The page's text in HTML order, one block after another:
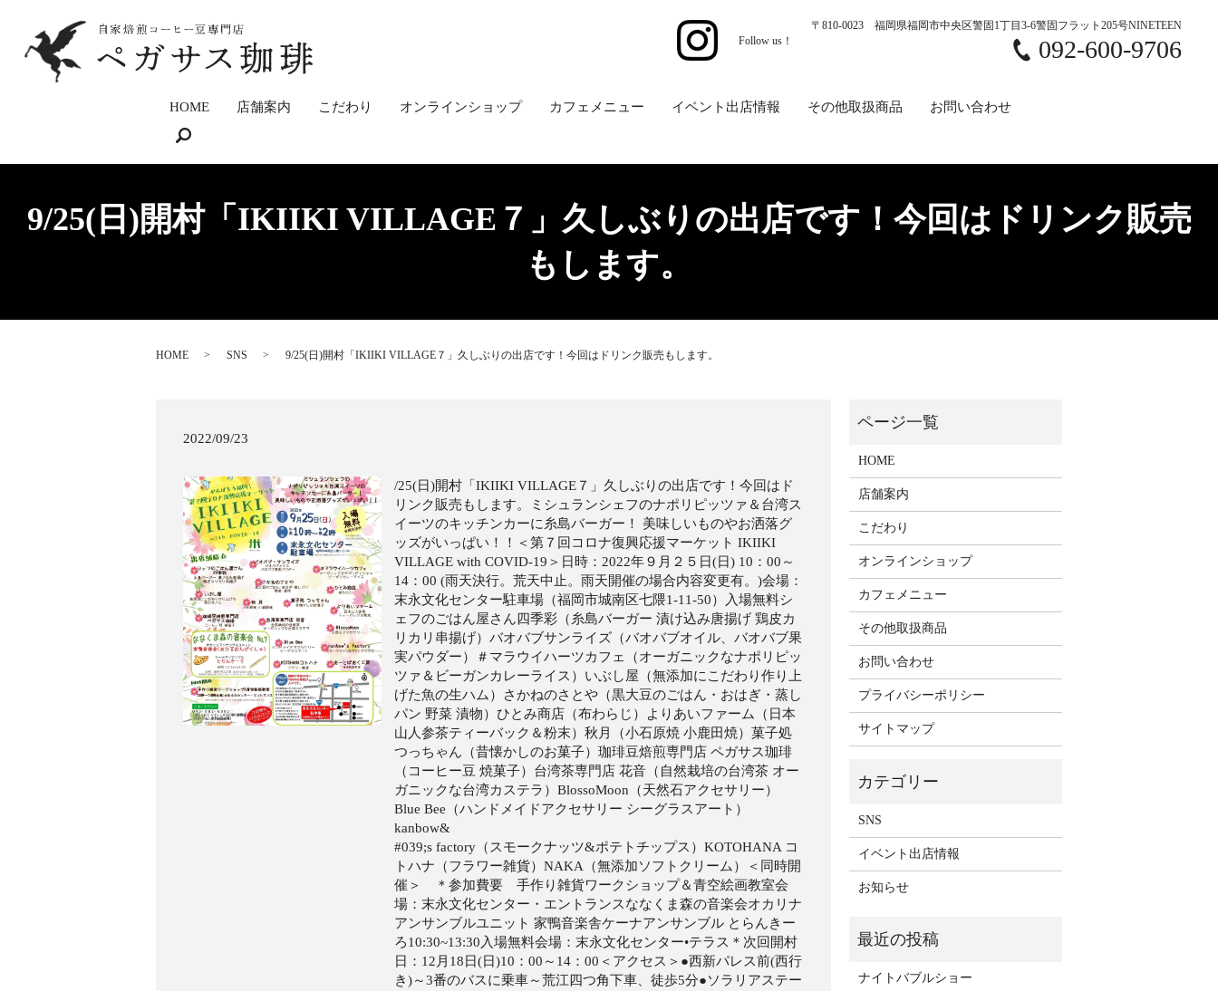
Follow us！
〒810-0023 福岡県福岡市中央区警固1丁目3-6警固フラット205号NINETEEN
092-600-9706
HOME 店舗案内 こだわり オンラインショップ カフェメニュー イベント出店情報 その他取扱商品 お問い合わせ
9/25(日)開村「IKIIKI VILLAGE７」久しぶりの出店です！今回はドリンク販売
もします。
HOME SNS 9/25(日)開村「IKIIKI VILLAGE７」久しぶりの出店です！今回はドリンク販売もします。
2022/09/23
/25(日)開村「IKIIKI VILLAGE７」久しぶりの出店です！今回はド
リンク販売もします。ミシュランシェフのナポリピッツァ＆台湾ス
イーツのキッチンカーに糸島バーガー！ 美味しいものやお洒落グ
ッズがいっぱい！！＜第７回コロナ復興応援マーケット IKIIKI
VILLAGE with COVID-19＞日時：2022年９月２５日(日) 10：00～
14：00 (雨天決行。荒天中止。雨天開催の場合内容変更有。)会場：
末永文化センター駐車場（福岡市城南区七隈1-11-50）入場無料シ
ェフのごはん屋さん四季彩（糸島バーガー 漬け込み唐揚げ 鶏皮カ
リカリ串揚げ）バオバブサンライズ（バオバブオイル、バオバブ果
実パウダー）＃マラウイハーツカフェ（オーガニックなナポリピッ
ツァ＆ビーガンカレーライス）いぶし屋（無添加にこだわり作り上
げた魚の生ハム）さかねのさとや（黒大豆のごはん・おはぎ・蒸し
パン 野菜 漬物）ひとみ商店（布わらじ）よりあいファーム（日本
山人参茶ティーバック＆粉末）秋月（小石原焼 小鹿田焼）菓子処
つっちゃん（昔懐かしのお菓子）珈琲豆焙煎専門店 ペガサス珈琲
（コーヒー豆 焼菓子）台湾茶専門店 花音（自然栽培の台湾茶 オー
ガニックな台湾カステラ）BlossoMoon（天然石アクセサリー）
Blue Bee（ハンドメイドアクセサリー シーグラスアート）
kanbow&
#039;s factory（スモークナッツ&ポテトチップス）KOTOHANA コ
トハナ（フラワー雑貨）NAKA（無添加ソフトクリーム）＜同時開
催＞ ＊参加費要 手作り雑貨ワークショップ＆青空絵画教室会
場：末永文化センター・エントランスななくま森の音楽会オカリナ
アンサンブルユニット 家鴨音楽舎ケーナアンサンブル とらんきー
ろ10:30~13:30入場無料会場：末永文化センター•テラス＊次回開村
日：12月18日(日)10：00～14：00＜アクセス＞●西新パレス前(西行
き)～3番のバスに乗車～荒江四つ角下車、徒歩5分●ソラリアステー
HOME
店舗案内
こだわり
オンラインショップ
カフェメニュー
その他取扱商品
お問い合わせ
プライバシーポリシー
サイトマップ
SNS
イベント出店情報
お知らせ
ナイトバブルショー